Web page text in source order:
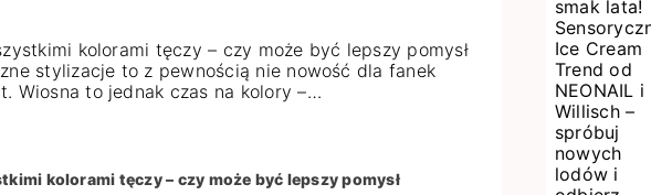
kolorami tęczy – czy może być lepszy pomysł
stylizacje to z pewnością nie nowość dla fanek
Wiosna to jednak czas na kolory –…
kolorami tęczy – czy może być lepszy pomysł